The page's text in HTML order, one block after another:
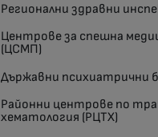
Регионални здравни
Центрове за спешна
(ЦСМП)
Държавни психиатрични
Районни центрове по
хематология (РЦТХ)